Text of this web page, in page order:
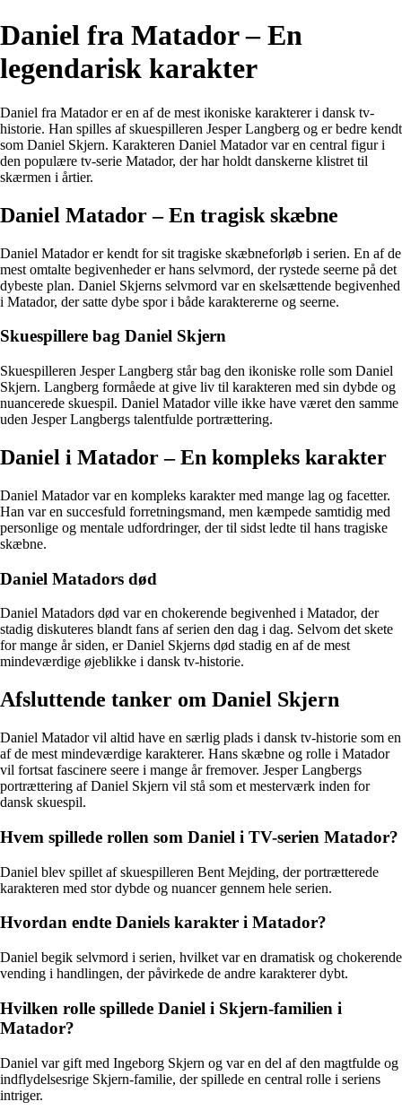
Daniel fra Matador – En
legendarisk karakter
Daniel fra Matador er en af de mest ikoniske karakterer i dansk tv-
historie. Han spilles af skuespilleren Jesper Langberg og er bedre kendt
som Daniel Skjern. Karakteren Daniel Matador var en central figur i
den populære tv-serie Matador, der har holdt danskerne klistret til
skærmen i årtier.
Daniel Matador – En tragisk skæbne
Daniel Matador er kendt for sit tragiske skæbneforløb i serien. En af de
mest omtalte begivenheder er hans selvmord, der rystede seerne på det
dybeste plan. Daniel Skjerns selvmord var en skelsættende begivenhed
i Matador, der satte dybe spor i både karaktererne og seerne.
Skuespillere bag Daniel Skjern
Skuespilleren Jesper Langberg står bag den ikoniske rolle som Daniel
Skjern. Langberg formåede at give liv til karakteren med sin dybde og
nuancerede skuespil. Daniel Matador ville ikke have været den samme
uden Jesper Langbergs talentfulde portrættering.
Daniel i Matador – En kompleks karakter
Daniel Matador var en kompleks karakter med mange lag og facetter.
Han var en succesfuld forretningsmand, men kæmpede samtidig med
personlige og mentale udfordringer, der til sidst ledte til hans tragiske
skæbne.
Daniel Matadors død
Daniel Matadors død var en chokerende begivenhed i Matador, der
stadig diskuteres blandt fans af serien den dag i dag. Selvom det skete
for mange år siden, er Daniel Skjerns død stadig en af de mest
mindeværdige øjeblikke i dansk tv-historie.
Afsluttende tanker om Daniel Skjern
Daniel Matador vil altid have en særlig plads i dansk tv-historie som en
af de mest mindeværdige karakterer. Hans skæbne og rolle i Matador
vil fortsat fascinere seere i mange år fremover. Jesper Langbergs
portrættering af Daniel Skjern vil stå som et mesterværk inden for
dansk skuespil.
Hvem spillede rollen som Daniel i TV-serien Matador?
Daniel blev spillet af skuespilleren Bent Mejding, der portrætterede
karakteren med stor dybde og nuancer gennem hele serien.
Hvordan endte Daniels karakter i Matador?
Daniel begik selvmord i serien, hvilket var en dramatisk og chokerende
vending i handlingen, der påvirkede de andre karakterer dybt.
Hvilken rolle spillede Daniel i Skjern-familien i
Matador?
Daniel var gift med Ingeborg Skjern og var en del af den magtfulde og
indflydelsesrige Skjern-familie, der spillede en central rolle i seriens
intriger.